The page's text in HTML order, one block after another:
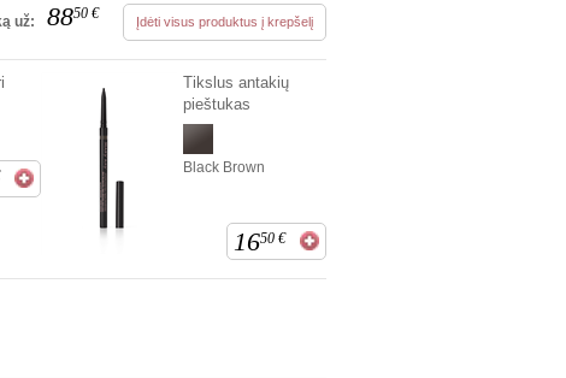
už: 8850 € Įdėti visus produktus į krepšelį
Tikslus antakių
pieštukas
Black Brown
1650 €